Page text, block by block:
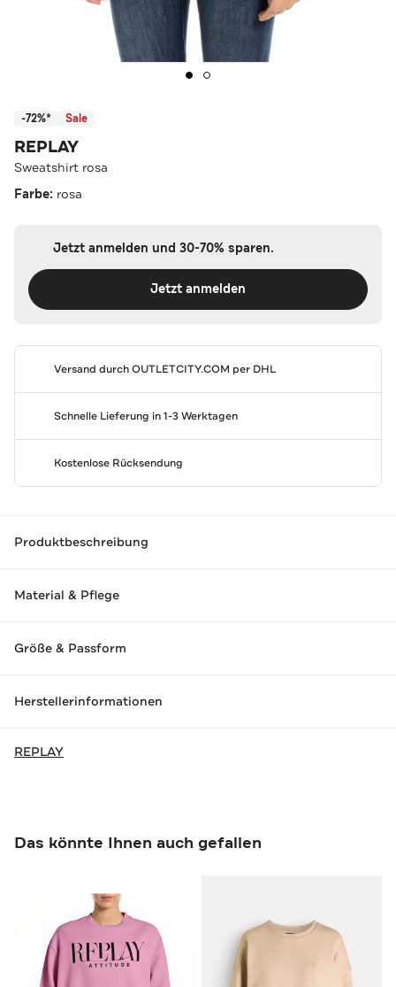
-72%* Sale
REPLAY
Sweatshirt rosa
Farbe: rosa
Jetzt anmelden und 30-70% sparen.
Jetzt anmelden
Versand durchOUTLETCITY.COM per DHL
Schnelle Lieferung in 1-3 Werktagen
Kostenlose Rücksendung
Produktbeschreibung
Material & Pflege
Größe & Passform
Herstellerinformationen
REPLAY
Das könnte Ihnen auch gefallen